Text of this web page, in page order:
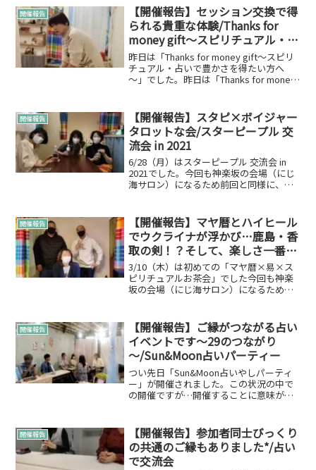
でした。プログラムはこんな感じです。
手書きですみません。あく...
開催報告
【開催報告】セッション交換で得
られる貴重な体験/Thanks for
money gift～スピリチュアル・占
いで豊かさを得たい方へ～
昨日は「Thanks for money gift～スピリ
チュアル・占いで豊かさを得たい方へ
～」でした。昨日は「Thanks for money
っても中身が濃い...
開催報告
【開催報告】スタピ×ボイジャー
タロットな会/スターピープル 交
流会 in 2021
6/28（月）はスターピープル 交流会 in
2021でした。今回も神楽坂の会場（にじ
海サロン）になるため前回と同様に、、
い申込がどうなるかなぁと思っていたの
ですが、...
開催報告
【開催報告】マヤ暦とハイヒール
でウクライナが浮かび…鹿島・香
取の剣！？そして、楽しさ一番☆
な会/マヤ暦×易×スピリチュア
ルお茶会
3/10（木）は初めての「マヤ暦×易×ス
ピリチュアルお茶会」でした今回も神楽
坂の会場（にじ海サロン）になるため前
ベントも…まん延防止等重点措置のため
延期を決意しました...
開催報告
【開催報告】ご縁がつながる占い
イベントです～29のつながり
～/Sun&Moon占いパーティー
つい先日「Sun&Moon占いやしパーティ
ー」が開催されました。この状況の中で
の開催ですが…開催することに意味があ
の出会いでこれからのみなさまの人生へ
プラスになる...
開催報告
【開催報告】参加者同士びっくり
の共通のご縁もありました*/占い
で交流会